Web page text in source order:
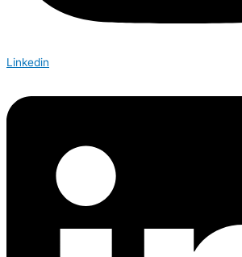
Linkedin